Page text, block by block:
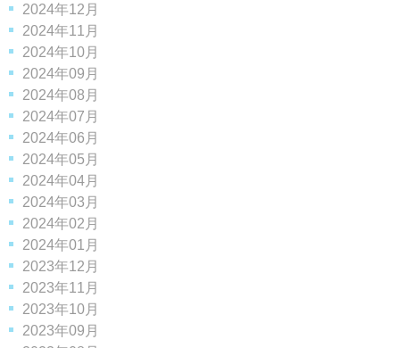
2024年12月
2024年11月
2024年10月
2024年09月
2024年08月
2024年07月
2024年06月
2024年05月
2024年04月
2024年03月
2024年02月
2024年01月
2023年12月
2023年11月
2023年10月
2023年09月